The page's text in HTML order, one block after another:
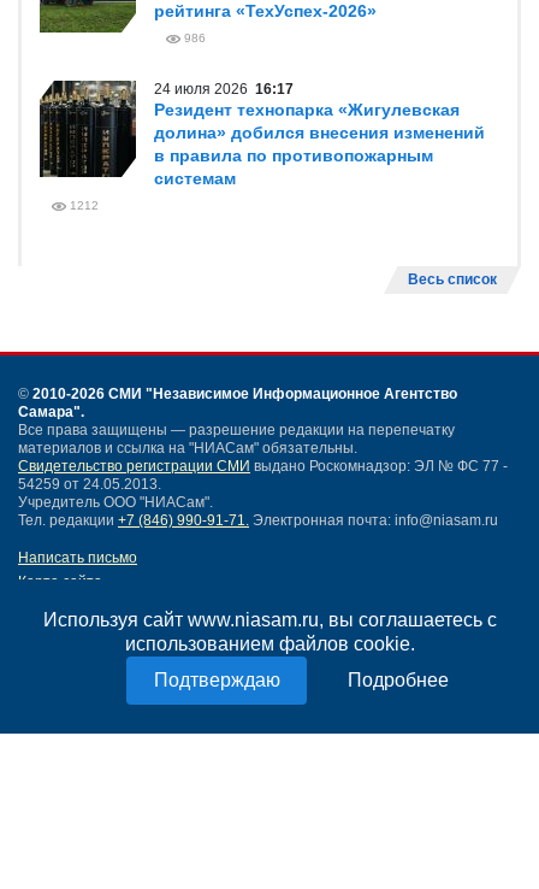
Используя сайт www.niasam.ru, вы соглашаетесь с
использованием файлов cookie.
Подробнее
рейтинга «ТехУспех-2026»
986
24 июля 2026 16:17
Резидент технопарка «Жигулевская
долина» добился внесения изменений
в правила по противопожарным
системам
1212
Весь список
© 2010-2026 СМИ "Независимое Информационное Агентство
Самара".
Все права защищены — разрешение редакции на перепечатку
материалов и ссылка на "НИАСам" обязательны.
Свидетельство регистрации СМИ выдано Роскомнадзор: ЭЛ № ФС 77 -
54259 от 24.05.2013.
Учредитель ООО "НИАСам".
Тел. редакции +7 (846) 990-91-71. Электронная почта: info@niasam.ru
Написать письмо
Карта сайта
Политика конфиденциальности
Согласие на обработку персональных данных